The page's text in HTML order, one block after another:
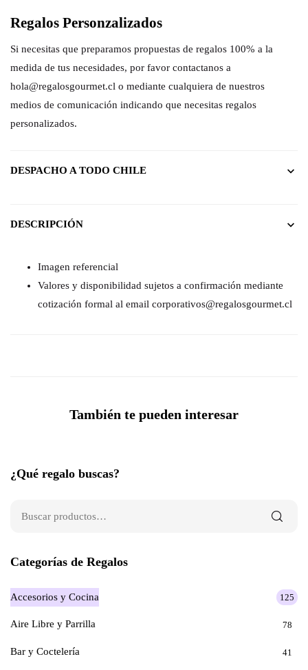
Regalos Personzalizados
Si necesitas que preparamos propuestas de regalos 100% a la
medida de tus necesidades, por favor contactanos a
hola@regalosgourmet.cl o mediante cualquiera de nuestros
medios de comunicación indicando que necesitas regalos
personalizados.
DESPACHO A TODO CHILE
DESCRIPCIÓN
Imagen referencial
Valores y disponibilidad sujetos a confirmación mediante
cotización formal al email corporativos@regalosgourmet.cl
También te pueden interesar
¿Qué regalo buscas?
Categorías de Regalos
Accesorios y Cocina 125
Aire Libre y Parrilla 78
Bar y Coctelería 41